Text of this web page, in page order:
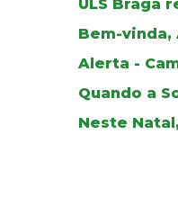
ULS Braga
Bem-vinda,
Alerta -
Quando a
Neste